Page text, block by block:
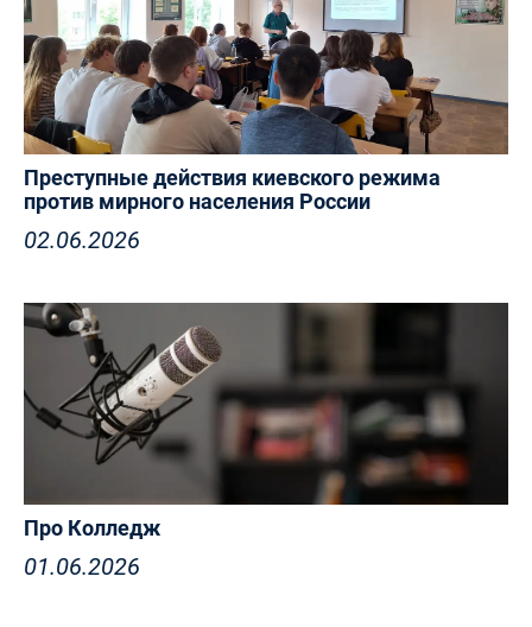
Преступные действия киевского режима
против мирного населения России
02.06.2026
Про Колледж
01.06.2026